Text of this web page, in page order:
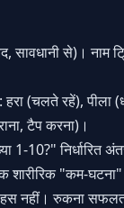
सावधानी से)। नाम
(चलते रहें), पीला
टैप करना)।
10?" निर्धारित
शारीरिक "कम-घटना"
नहीं। रुकना